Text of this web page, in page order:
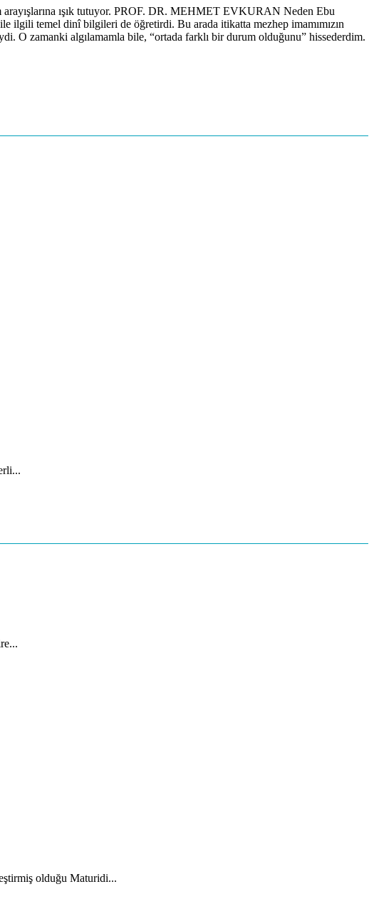
ışık tutuyor. PROF. DR. MEHMET EVKURAN Neden Ebu
ilgili temel dinî bilgileri de öğretirdi. Bu arada itikatta mezhep imamımızın
O zamanki algılamamla bile, “ortada farklı bir durum olduğunu” hissederdim.
olduğu Maturidi...